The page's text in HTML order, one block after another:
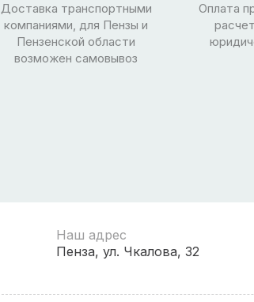
Доставка транспортными
компаниями, для Пензы и
Пензенской области
возможен самовывоз
Оплата
Наш адрес
Пенза, ул. Чкалова, 32